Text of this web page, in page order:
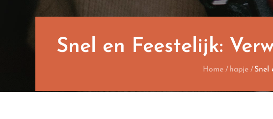
Snel en Feestelijk:
Home hapje Snel